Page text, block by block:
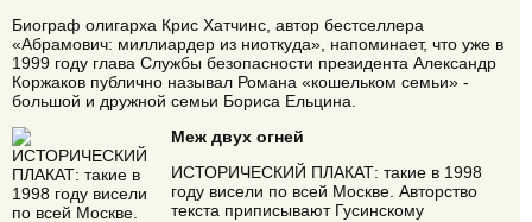
Биограф олигарха Крис Хатчинс, автор бестселлера
«Абрамович: миллиардер из ниоткуда», напоминает, что уже в
1999 году глава Службы безопасности президента Александр
Коржаков публично называл Романа «кошельком семьи» -
большой и дружной семьи Бориса Ельцина.
Меж двух огней
ИСТОРИЧЕСКИЙ ПЛАКАТ: такие в 1998
году висели по всей Москве. Авторство
текста приписывают Гусинскому